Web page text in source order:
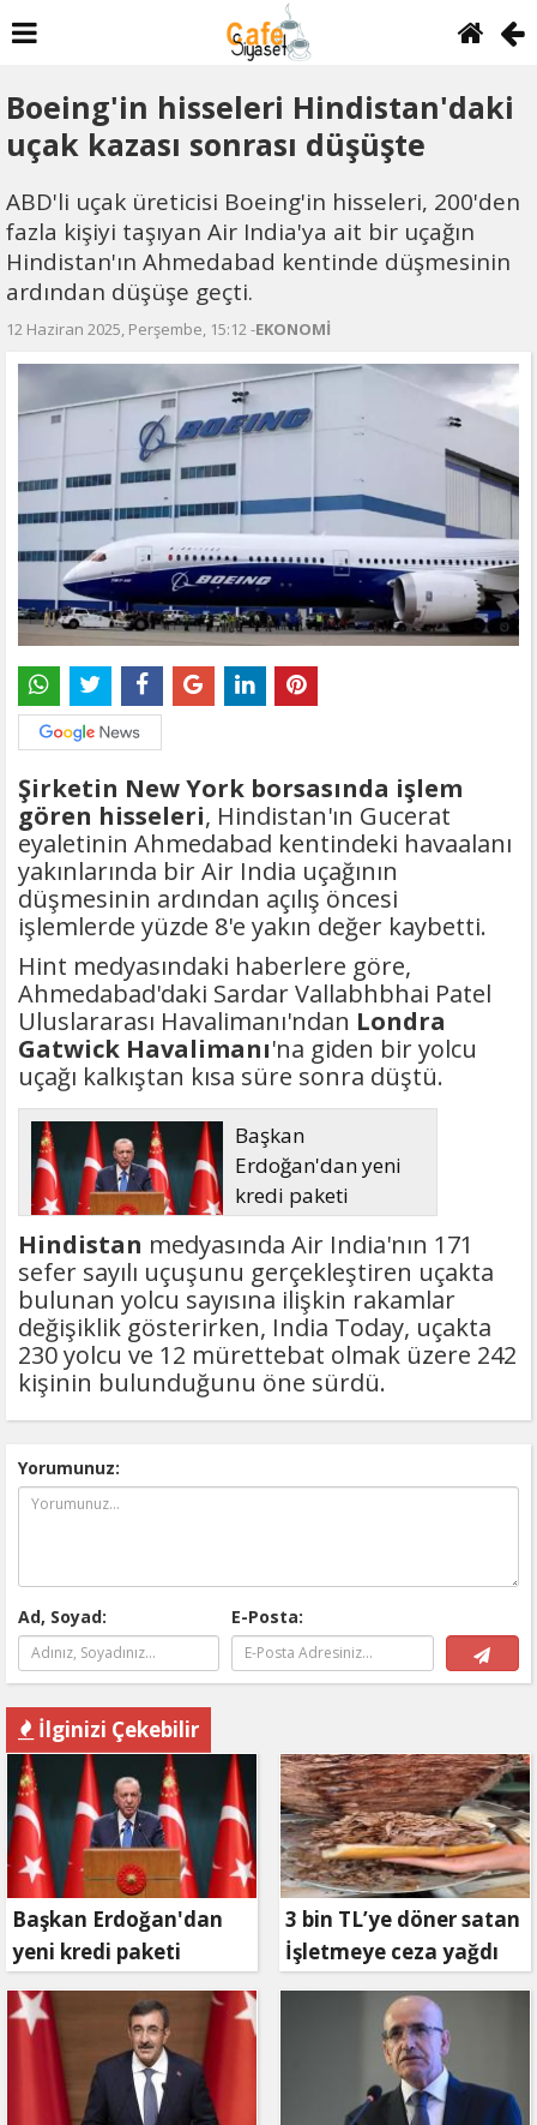
Boeing'in hisseleri Hindistan'daki
uçak kazası sonrası düşüşte
ABD'li uçak üreticisi Boeing'in hisseleri, 200'den
fazla kişiyi taşıyan Air India'ya ait bir uçağın
Hindistan'ın Ahmedabad kentinde düşmesinin
ardından düşüşe geçti.
12 Haziran 2025, Perşembe, 15:12 -EKONOMİ
Şirketin New York borsasında işlem
gören hisseleri, Hindistan'ın Gucerat
eyaletinin Ahmedabad kentindeki havaalanı
yakınlarında bir Air India uçağının
düşmesinin ardından açılış öncesi
işlemlerde yüzde 8'e yakın değer kaybetti.
Hint medyasındaki haberlere göre,
Ahmedabad'daki Sardar Vallabhbhai Patel
Uluslararası Havalimanı'ndan Londra
Gatwick Havalimanı'na giden bir yolcu
uçağı kalkıştan kısa süre sonra düştü.
Başkan
Erdoğan'dan yeni
kredi paketi
müjdesi: 6 ay geri
ödemesiz, 36 ay vadeli
Hindistan medyasında Air India'nın 171
sefer sayılı uçuşunu gerçekleştiren uçakta
bulunan yolcu sayısına ilişkin rakamlar
değişiklik gösterirken, India Today, uçakta
230 yolcu ve 12 mürettebat olmak üzere 242
kişinin bulunduğunu öne sürdü.
Yorumunuz:
Ad, Soyad: E-Posta:
İlginizi Çekebilir
Başkan Erdoğan'dan
yeni kredi paketi
müjdesi: 6 ay geri
ödemesiz, 36 ay vadeli
3 bin TL’ye döner satan
İşletmeye ceza yağdı